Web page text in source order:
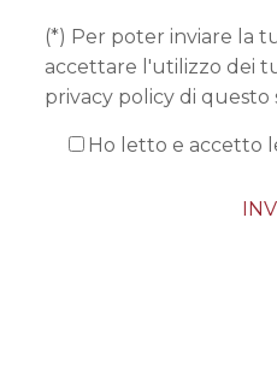
(*) Per poter inviare la
accettare l'utilizzo dei
privacy policy di questo
Ho letto e accetto